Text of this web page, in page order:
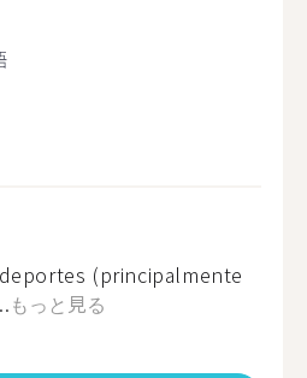
(principalmente
もっと見る